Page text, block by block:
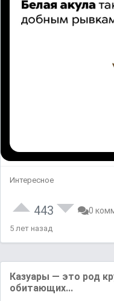
Интересное
443 0
5 лет назад
Казуары — это род
обитающих...